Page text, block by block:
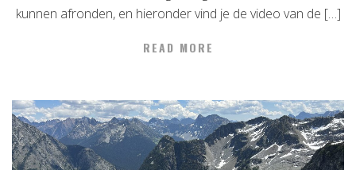
kunnen afronden, en hieronder vind je de video van de […]
READ MORE